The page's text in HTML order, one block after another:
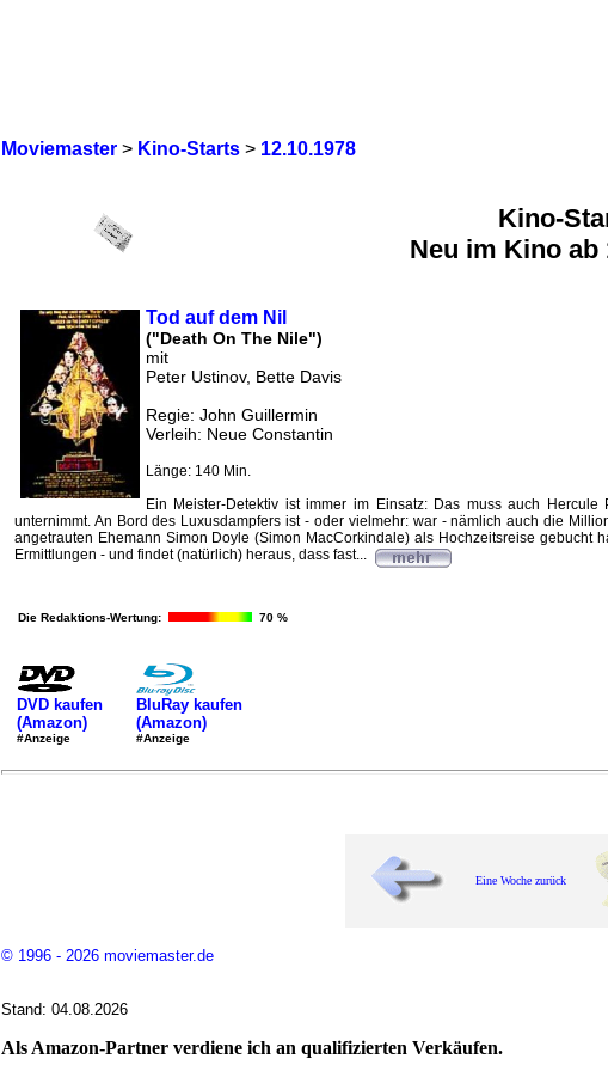
Moviemaster> Kino-Starts> 12.10.1978
Kino-
Neu im Kino ab
Tod auf dem Nil
("Death On The Nile")
mit
Peter Ustinov, Bette Davis
Regie: John Guillermin
Verleih: Neue Constantin
Länge: 140 Min.
Ein Meister-Detektiv ist immer im Einsatz: Das muss auch
unternimmt. An Bord des Luxusdampfers ist - oder vielmehr: war - nämlich auch die
angetrauten Ehemann Simon Doyle (Simon MacCorkindale) als Hochzeitsreise gebucht
Ermittlungen - und findet (natürlich) heraus, dass fast...
Die Redaktions-Wertung: 70 %
DVD kaufen
(Amazon)
#Anzeige
BluRay kaufen
(Amazon)
#Anzeige
Eine Woche zurück
© 1996 - 2026 moviemaster.de
Stand: 04.08.2026
Als Amazon-Partner verdiene ich an qualifizierten Verkäufen.